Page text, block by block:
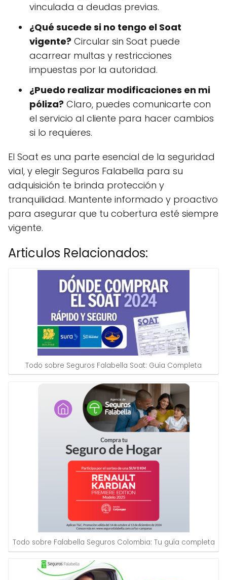
vinculada a deudas previas.
¿Qué sucede si no tengo el Soat
vigente? Circular sin Soat puede
acarrear multas y restricciones
impuestas por la autoridad.
¿Puedo realizar modificaciones en mi
póliza? Claro, puedes comunicarte con
el servicio al cliente para hacer cambios
si lo requieres.
El Soat es una parte esencial de la seguridad
vial, y elegir Seguros Falabella para su
adquisición te brinda protección y
tranquilidad. Mantente informado y proactivo
para asegurar que tu cobertura esté siempre
vigente.
Articulos Relacionados:
Todo sobre Seguros Falabella Soat: Guía Completa
Todo sobre Falabella Seguros Colombia: Tu guía completa